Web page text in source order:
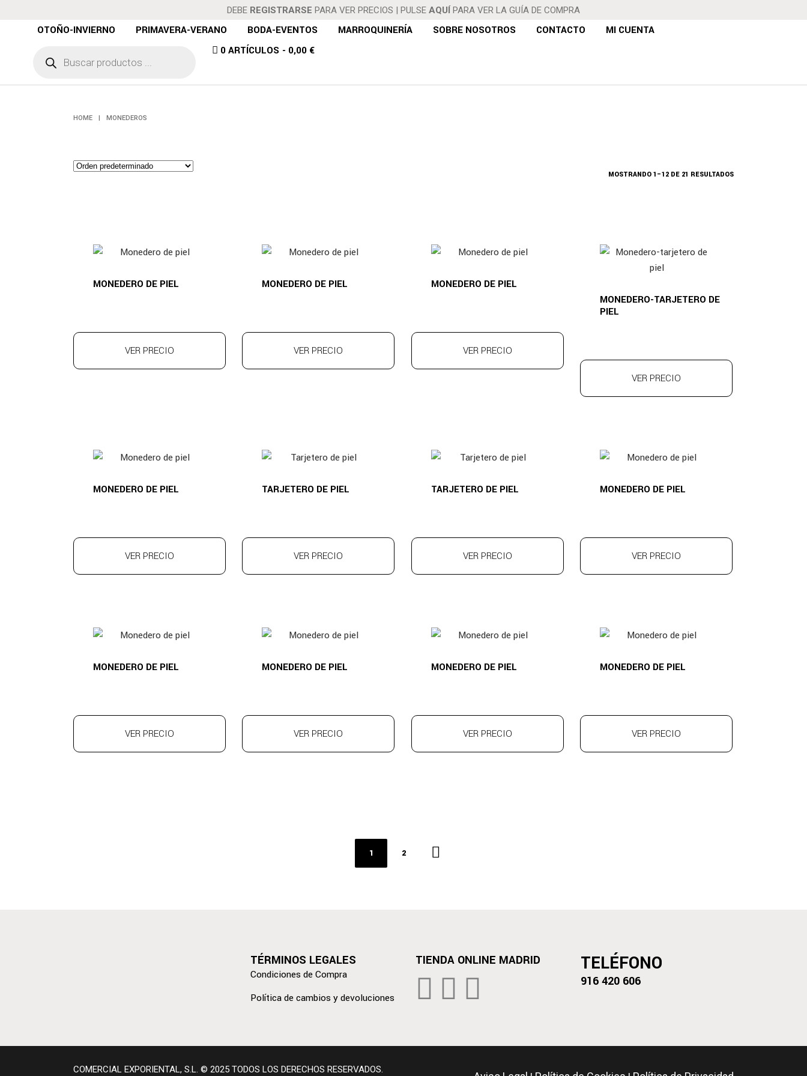
DEBE REGISTRARSE PARA VER PRECIOS | PULSE AQUÍ PARA VER LA GUÍA DE COMPRA
OTOÑO-INVIERNO PRIMAVERA-VERANO BODA-EVENTOS MARROQUINERÍA SOBRE NOSOTROS CONTACTO
MI CUENTA
productos
0 ARTÍCULOS 0,00 €
MONEDEROS
HOME | MONEDEROS
MOSTRANDO 1–12 DE 21 RESULTADOS
MONEDERO DE PIEL
VER PRECIO
MONEDERO DE PIEL
VER PRECIO
MONEDERO DE PIEL
VER PRECIO
MONEDERO-TARJETERO DE
PIEL
VER PRECIO
MONEDERO DE PIEL
VER PRECIO
TARJETERO DE PIEL
VER PRECIO
TARJETERO DE PIEL
VER PRECIO
MONEDERO DE PIEL
VER PRECIO
MONEDERO DE PIEL
VER PRECIO
MONEDERO DE PIEL
VER PRECIO
MONEDERO DE PIEL
VER PRECIO
MONEDERO DE PIEL
VER PRECIO
1 2
TÉRMINOS LEGALES
Condiciones de Compra
Política de cambios y devoluciones
TIENDA ONLINE MADRID TELÉFONO
916 420 606
COMERCIAL EXPORIENTAL, S.L. © 2025 TODOS LOS DERECHOS RESERVADOS.